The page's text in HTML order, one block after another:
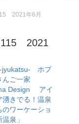
2021年6月
2021
jyukatsu- ホプ
んご一家
Design アイ
湧きでる！温泉
のワーケーショ
泉」